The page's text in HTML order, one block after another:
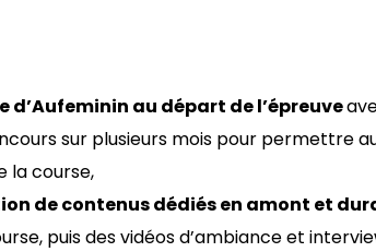
d’Aufeminin au départ de l’épreuve
sur plusieurs mois pour permettre
la course,
de contenus dédiés en amont et
puis des vidéos d’ambiance et